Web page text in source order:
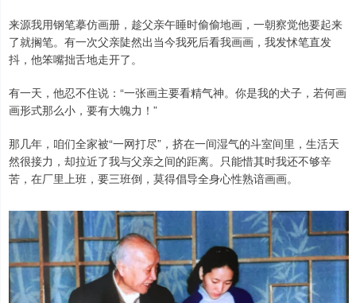
来源我用钢笔摹仿画册，趁父亲午睡时偷偷地画，一朝察觉他要起来
了就搁笔。有一次父亲陡然出当今我死后看我画画，我发怵笔直发
抖，他笨嘴拙舌地走开了。
有一天，他忍不住说：“一张画主要看精气神。你是我的犬子，若何画
画形式那么小，要有大魄力！”
那几年，咱们全家被“一网打尽”，挤在一间湿气的斗室间里，生活天
然很接力，却拉近了我与父亲之间的距离。只能惜其时我还不够辛
苦，在厂里上班，要三班倒，莫得倡导全身心性熟谙画画。